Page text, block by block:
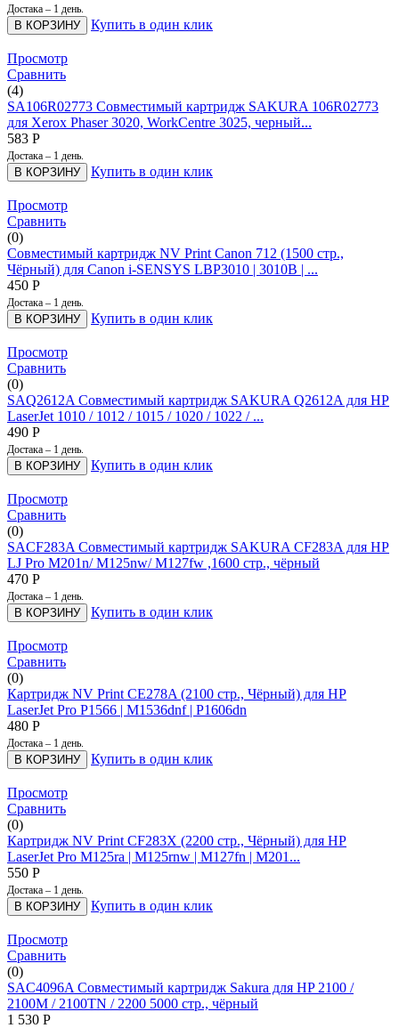
Достака – 1 день.
В КОРЗИНУ Купить в один клик
Просмотр
Сравнить
(4)
SA106R02773 Совместимый картридж SAKURA 106R02773
для Xerox Phaser 3020, WorkCentre 3025, черный...
583 Р
Достака – 1 день.
В КОРЗИНУ Купить в один клик
Просмотр
Сравнить
(0)
Совместимый картридж NV Print Canon 712 (1500 стр.,
Чёрный) для Canon i-SENSYS LBP3010 | 3010B | ...
450 Р
Достака – 1 день.
В КОРЗИНУ Купить в один клик
Просмотр
Сравнить
(0)
SAQ2612A Совместимый картридж SAKURA Q2612A для HP
LaserJet 1010 / 1012 / 1015 / 1020 / 1022 / ...
490 Р
Достака – 1 день.
В КОРЗИНУ Купить в один клик
Просмотр
Сравнить
(0)
SACF283A Совместимый картридж SAKURA CF283A для HP
LJ Pro M201n/ M125nw/ M127fw ,1600 стр., чёрный
470 Р
Достака – 1 день.
В КОРЗИНУ Купить в один клик
Просмотр
Сравнить
(0)
Картридж NV Print CE278A (2100 стр., Чёрный) для HP
LaserJet Pro P1566 | M1536dnf | P1606dn
480 Р
Достака – 1 день.
В КОРЗИНУ Купить в один клик
Просмотр
Сравнить
(0)
Картридж NV Print CF283X (2200 стр., Чёрный) для HP
LaserJet Pro M125ra | M125rnw | M127fn | M201...
550 Р
Достака – 1 день.
В КОРЗИНУ Купить в один клик
Просмотр
Сравнить
(0)
SAC4096A Совместимый картридж Sakura для HP 2100 /
2100M / 2100TN / 2200 5000 стр., чёрный
1 530 Р